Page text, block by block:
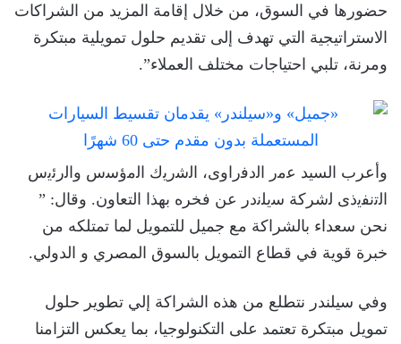
حضورها في السوق، من خلال إقامة المزيد من الشراكات
الاستراتيجية التي تهدف إلى تقديم حلول تمويلية مبتكرة
ومرنة، تلبي احتياجات مختلف العملاء”.
وأعرب السيد ﻋﻣر اﻟدﻓراوى، اﻟﺷرﯾك اﻟﻣؤﺳس واﻟرﺋﯾس
اﻟﺗﻧﻔﯾذى ﻟشركة ﺳﯾﻠﻧدر عن فخره بهذا التعاون. وقال: ”
نحن سعداء بالشراكة مع جميل للتمويل لما تمتلكه من
خبرة قوية في قطاع التمويل بالسوق المصري و الدولي.
وفي سيلندر نتطلع من هذه الشراكة إلي تطوير حلول
تمويل مبتكرة تعتمد على التكنولوجيا، بما يعكس التزامنا